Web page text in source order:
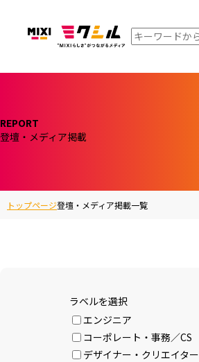
REPORT
登壇・メディア掲載
トップページ登壇・メディア掲載一覧
ラベルを選択
エンジニア
コーポレート・事務／CS
デザイナー・クリエイター